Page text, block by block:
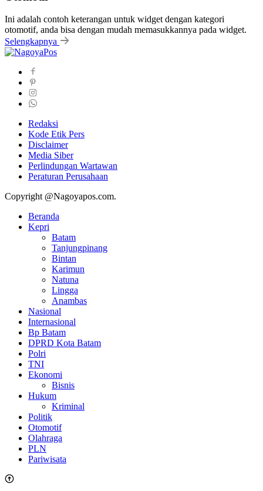
Ini adalah contoh keterangan untuk widget dengan kategori
otomotif, anda bisa dengan mudah memasukkannya pada widget.
Selengkapnya
Redaksi
Kode Etik Pers
Disclaimer
Media Siber
Perlindungan Wartawan
Peraturan Perusahaan
Copyright @Nagoyapos.com.
Beranda
Kepri
Batam
Tanjungpinang
Bintan
Karimun
Natuna
Lingga
Anambas
Nasional
Internasional
Bp Batam
DPRD Kota Batam
Polri
TNI
Ekonomi
Bisnis
Hukum
Kriminal
Politik
Otomotif
Olahraga
PLN
Pariwisata